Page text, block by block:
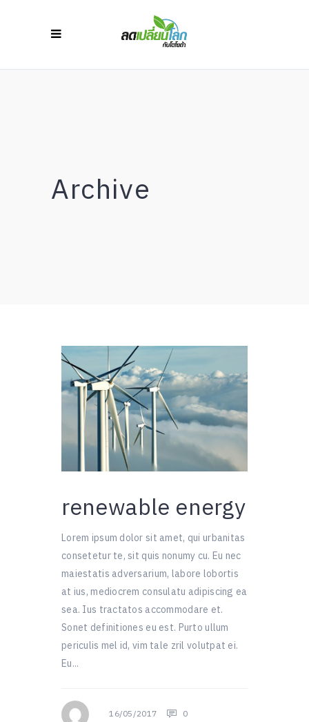
Archive
renewable energy
Lorem ipsum dolor sit amet, qui urbanitas
consetetur te, sit quis nonumy cu. Eu nec
maiestatis adversarium, labore lobortis
at ius, mediocrem consulatu adipiscing ea
sea. Ius tractatos accommodare et.
Sonet definitiones eu est. Purto ullum
periculis mel id, vim tale zril volutpat ei.
Eu...
16/05/2017 0